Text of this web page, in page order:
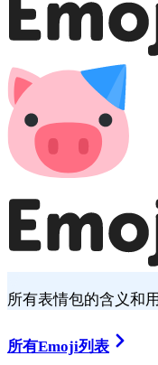
所有表情包的含义和
所有Emoji列表